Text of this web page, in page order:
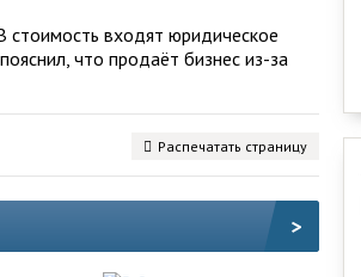
стоимость входят юридическое
что продаёт бизнес из-за
Распечатать страницу
>